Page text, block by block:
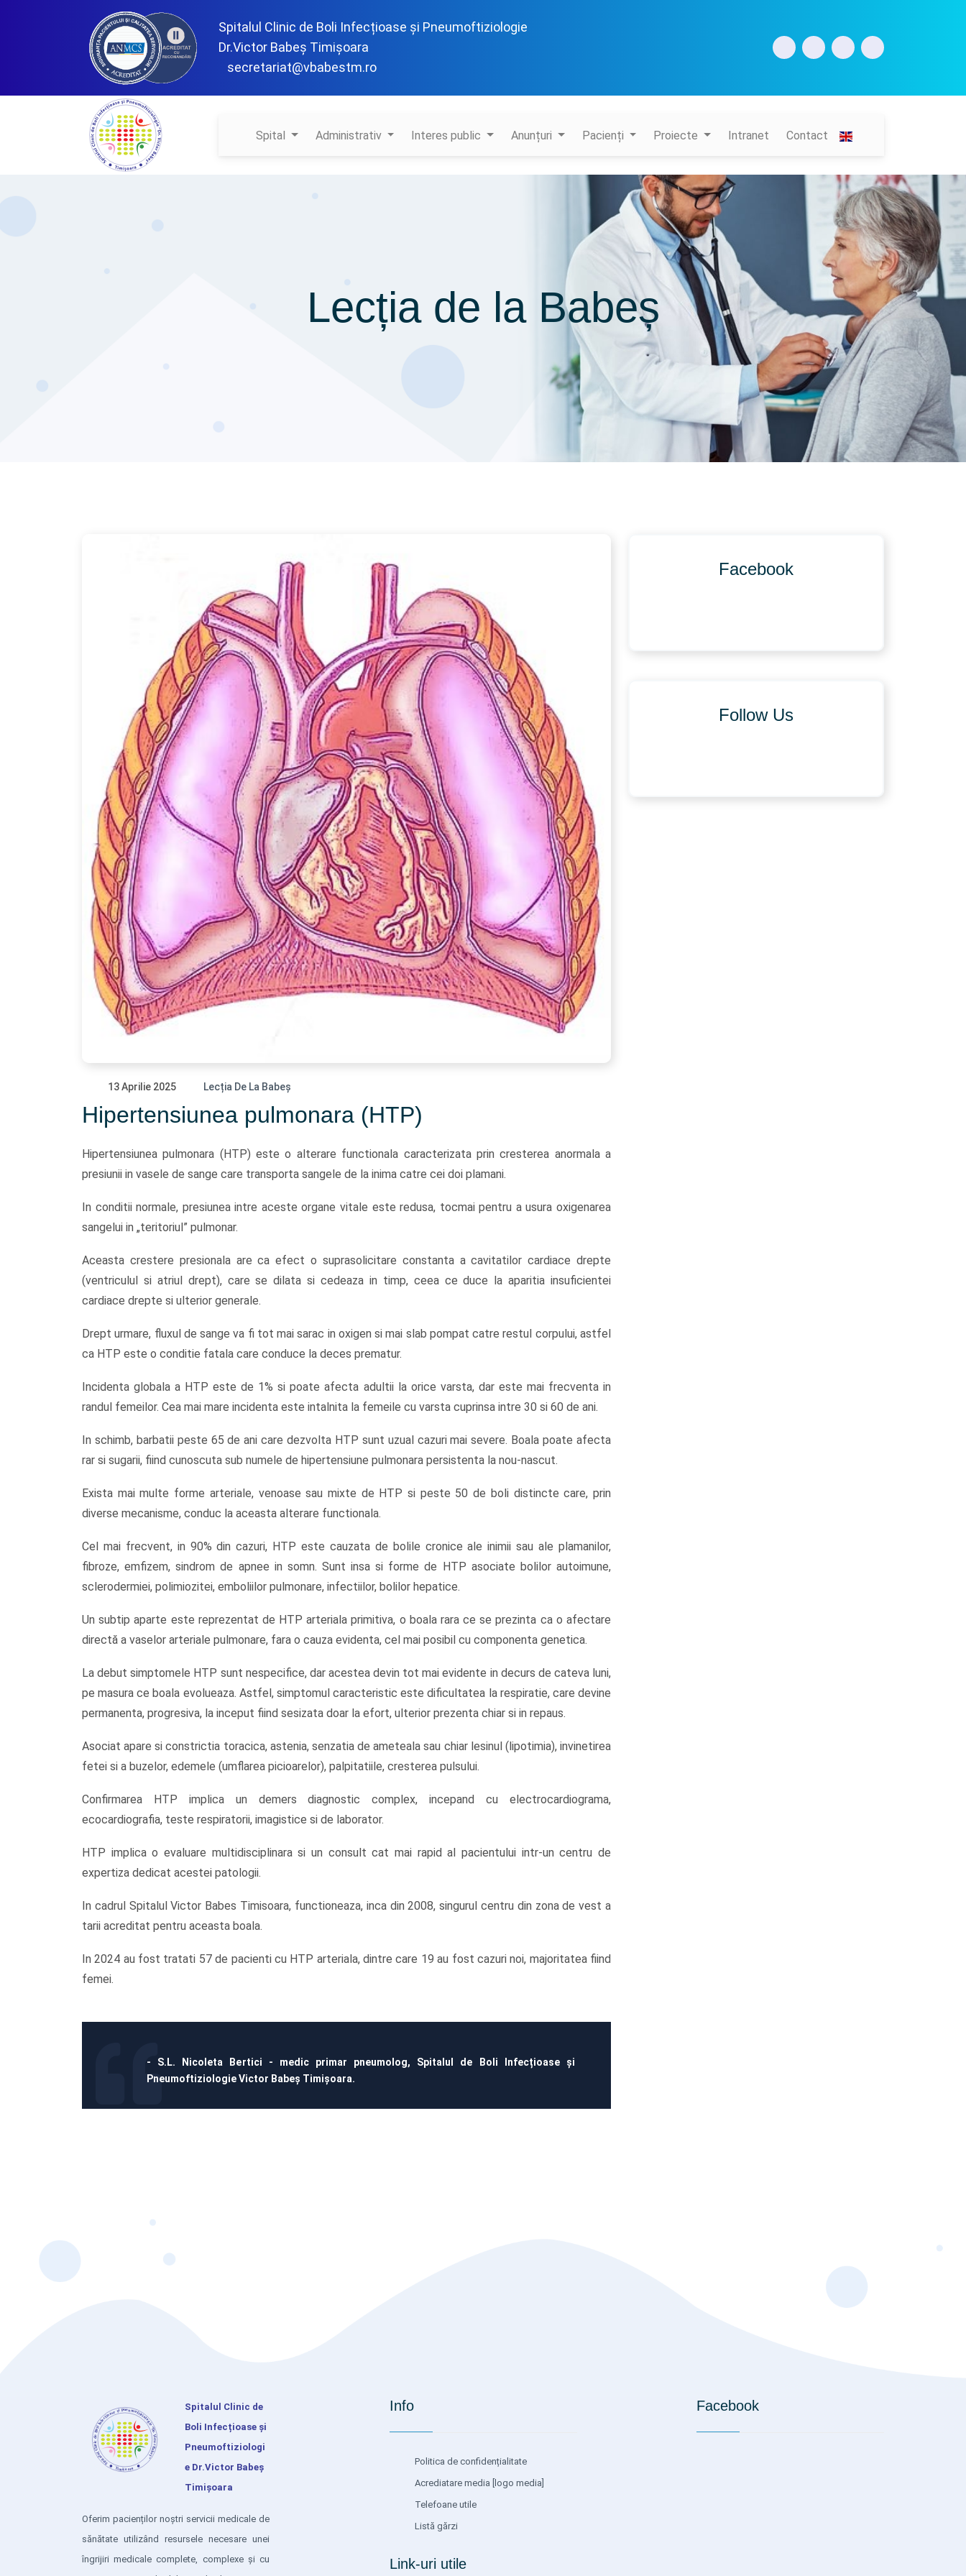
Spitalul Clinic de Boli Infecțioase și Pneumoftiziologie
Dr.Victor Babeș Timișoara
secretariat@vbabestm.ro
Spital Administrativ Interes public Anunțuri Pacienți Proiecte Intranet Contact
Lecția de la Babeș
13 Aprilie 2025 Lecția De La Babeș
Hipertensiunea pulmonara (HTP)
Hipertensiunea pulmonara (HTP) este o alterare functionala caracterizata prin cresterea anormala a
presiunii in vasele de sange care transporta sangele de la inima catre cei doi plamani.
In conditii normale, presiunea intre aceste organe vitale este redusa, tocmai pentru a usura oxigenarea
sangelui in „teritoriul” pulmonar.
Aceasta crestere presionala are ca efect o suprasolicitare constanta a cavitatilor cardiace drepte
(ventriculul si atriul drept), care se dilata si cedeaza in timp, ceea ce duce la aparitia insuficientei
cardiace drepte si ulterior generale.
Drept urmare, fluxul de sange va fi tot mai sarac in oxigen si mai slab pompat catre restul corpului, astfel
ca HTP este o conditie fatala care conduce la deces prematur.
Incidenta globala a HTP este de 1% si poate afecta adultii la orice varsta, dar este mai frecventa in
randul femeilor. Cea mai mare incidenta este intalnita la femeile cu varsta cuprinsa intre 30 si 60 de ani.
In schimb, barbatii peste 65 de ani care dezvolta HTP sunt uzual cazuri mai severe. Boala poate afecta
rar si sugarii, fiind cunoscuta sub numele de hipertensiune pulmonara persistenta la nou-nascut.
Exista mai multe forme arteriale, venoase sau mixte de HTP si peste 50 de boli distincte care, prin
diverse mecanisme, conduc la aceasta alterare functionala.
Cel mai frecvent, in 90% din cazuri, HTP este cauzata de bolile cronice ale inimii sau ale plamanilor,
fibroze, emfizem, sindrom de apnee in somn. Sunt insa si forme de HTP asociate bolilor autoimune,
sclerodermiei, polimiozitei, emboliilor pulmonare, infectiilor, bolilor hepatice.
Un subtip aparte este reprezentat de HTP arteriala primitiva, o boala rara ce se prezinta ca o afectare
directă a vaselor arteriale pulmonare, fara o cauza evidenta, cel mai posibil cu componenta genetica.
La debut simptomele HTP sunt nespecifice, dar acestea devin tot mai evidente in decurs de cateva luni,
pe masura ce boala evolueaza. Astfel, simptomul caracteristic este dificultatea la respiratie, care devine
permanenta, progresiva, la inceput fiind sesizata doar la efort, ulterior prezenta chiar si in repaus.
Asociat apare si constrictia toracica, astenia, senzatia de ameteala sau chiar lesinul (lipotimia), invinetirea
fetei si a buzelor, edemele (umflarea picioarelor), palpitatiile, cresterea pulsului.
Confirmarea HTP implica un demers diagnostic complex, incepand cu electrocardiograma,
ecocardiografia, teste respiratorii, imagistice si de laborator.
HTP implica o evaluare multidisciplinara si un consult cat mai rapid al pacientului intr-un centru de
expertiza dedicat acestei patologii.
In cadrul Spitalul Victor Babes Timisoara, functioneaza, inca din 2008, singurul centru din zona de vest a
tarii acreditat pentru aceasta boala.
In 2024 au fost tratati 57 de pacienti cu HTP arteriala, dintre care 19 au fost cazuri noi, majoritatea fiind
femei.
- S.L. Nicoleta Bertici - medic primar pneumolog, Spitalul de Boli Infecțioase și
Pneumoftiziologie Victor Babeș Timișoara.
Facebook
Follow Us
Spitalul Clinic de
Boli Infecțioase și
Pneumoftiziologi
e Dr.Victor Babeș
Timișoara
Oferim pacienților noștri servicii medicale de
sănătate utilizând resursele necesare unei
îngrijiri medicale complete, complexe și cu
Info
Politica de confidențialitate
Acrediatare media [logo media]
Telefoane utile
Listă gărzi
Link-uri utile
Facebook